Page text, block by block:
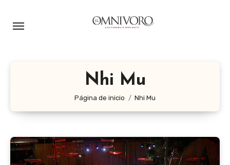
Nhi Mu
Página de inicio Nhi Mu